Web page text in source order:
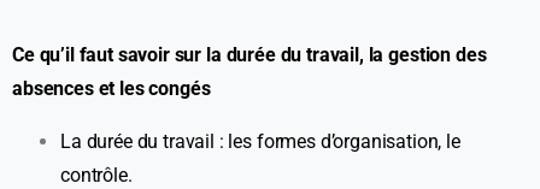
Ce qu’il faut savoir sur la durée du travail, la gestion des
absences et les congés
La durée du travail : les formes d’organisation, le
contrôle.